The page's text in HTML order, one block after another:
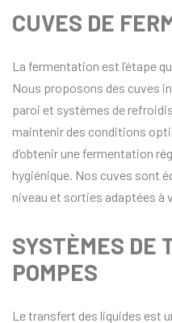
CUVES DE
La fermentation est l’étape
Nous proposons des cuves
paroi et systèmes de
maintenir des conditions
d’obtenir une fermentation
hygiénique. Nos cuves sont
niveau et sorties adaptées à
SYSTÈMES DE
POMPES
Le transfert des liquides est